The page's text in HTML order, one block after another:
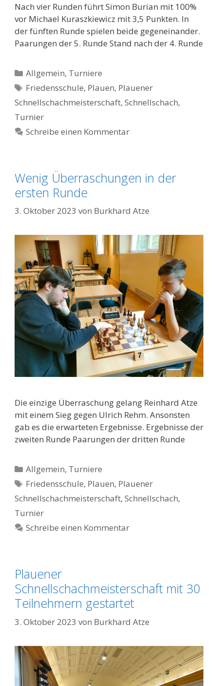
Nach vier Runden führt Simon Burian mit 100%
vor Michael Kuraszkiewicz mit 3,5 Punkten. In
der fünften Runde spielen beide gegeneinander.
Paarungen der 5. Runde Stand nach der 4. Runde
Kategorien
Allgemein, Turniere
Schlagwörter
Friedensschule, Plauen, Plauener
Schnellschachmeisterschaft, Schnellschach,
Turnier
Schreibe einen Kommentar
Wenig Überraschungen in der
ersten Runde
3. Oktober 2023 von Burkhard Atze
Die einzige Überraschung gelang Reinhard Atze
mit einem Sieg gegen Ulrich Rehm. Ansonsten
gab es die erwarteten Ergebnisse. Ergebnisse der
zweiten Runde Paarungen der dritten Runde
Kategorien
Allgemein, Turniere
Schlagwörter
Friedensschule, Plauen, Plauener
Schnellschachmeisterschaft, Schnellschach,
Turnier
Schreibe einen Kommentar
Plauener
Schnellschachmeisterschaft mit 30
Teilnehmern gestartet
3. Oktober 2023 von Burkhard Atze